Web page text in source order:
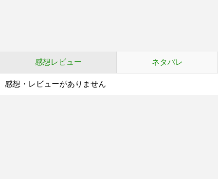
感想レビュー ネタバレ
感想・レビューがありません